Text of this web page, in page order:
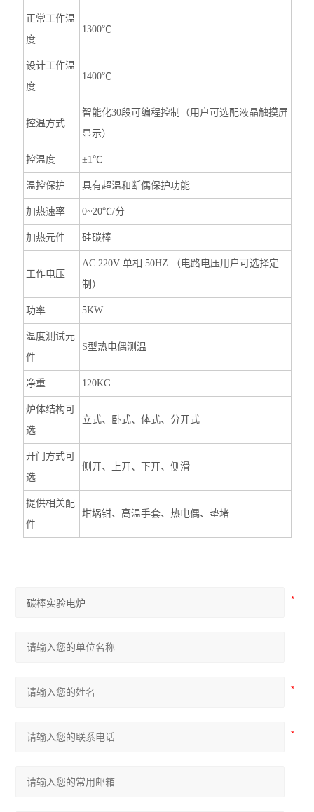
正常工作温
度
1300℃
设计工作温
度
1400℃
控温方式
智能化30段可编程控制（用户可选配液晶触摸屏
显示）
控温度 ±1℃
温控保护 具有超温和断偶保护功能
加热速率 0~20℃/分
加热元件 硅碳棒
工作电压
AC 220V 单相 50HZ （电路电压用户可选择定
制）
功率 5KW
温度测试元
件
S型热电偶测温
净重 120KG
炉体结构可
选
立式、卧式、体式、分开式
开门方式可
选
侧开、上开、下开、侧滑
提供相关配
件
坩埚钳、高温手套、热电偶、垫堵